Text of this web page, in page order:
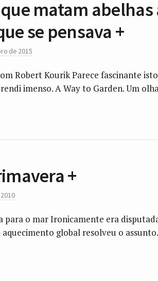
matam
se pensava +
de 2015
Robert Kourik Parece fascinante
imenso. A Way to Garden. Um
+
para o mar Ironicamente era
aquecimento global resolveu o